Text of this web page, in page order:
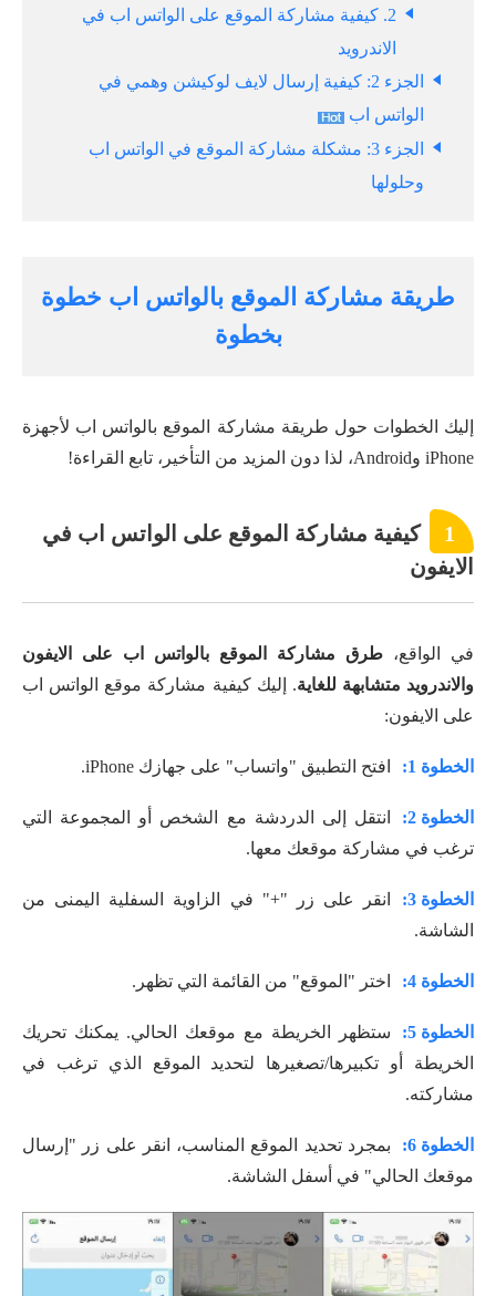
2. كيفية مشاركة الموقع على الواتس اب في
الاندرويد
الجزء 2: كيفية إرسال لايف لوكيشن وهمي في
الواتس اب
الجزء 3: مشكلة مشاركة الموقع في الواتس اب
وحلولها
طريقة مشاركة الموقع بالواتس اب خطوة
بخطوة
إليك الخطوات حول طريقة مشاركة الموقع بالواتس اب لأجهزة
iPhone وAndroid، لذا دون المزيد من التأخير، تابع القراءة!
1
كيفية مشاركة الموقع على الواتس اب في
الايفون
في الواقع، طرق مشاركة الموقع بالواتس اب على الايفون
والاندرويد متشابهة للغاية. إليك كيفية مشاركة موقع الواتس اب
على الايفون:
الخطوة 1: افتح التطبيق "واتساب" على جهازك iPhone.
الخطوة 2:
انتقل إلى الدردشة مع الشخص أو المجموعة التي
ترغب في مشاركة موقعك معها.
الخطوة 3:
انقر على زر "+" في الزاوية السفلية اليمنى من
الشاشة.
الخطوة 4: اختر "الموقع" من القائمة التي تظهر.
الخطوة 5:
ستظهر الخريطة مع موقعك الحالي. يمكنك تحريك
الخريطة أو تكبيرها/تصغيرها لتحديد الموقع الذي ترغب في
مشاركته.
الخطوة 6:
بمجرد تحديد الموقع المناسب، انقر على زر "إرسال
موقعك الحالي" في أسفل الشاشة.